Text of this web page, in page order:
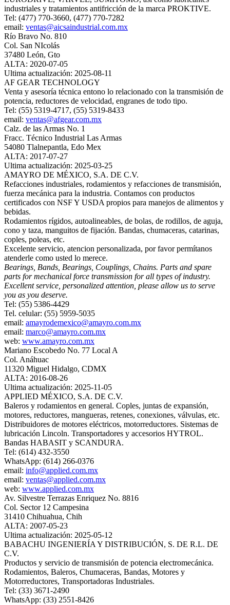
industriales y tratamientos antifricción de la marca PROKTIVE.
Tel: (477) 770-3660, (477) 770-7282
email: ventas@aicsaindustrial.com.mx
Río Bravo No. 810
Col. San NIcolás
37480 León, Gto
ALTA: 2020-07-05
Ultima actualización: 2025-08-11
AF GEAR TECHNOLOGY
Venta y asesoría técnica entono lo relacionado con la transmisión de
potencia, reductores de velocidad, engranes de todo tipo.
Tel: (55) 5319-4717, (55) 5319-8433
email: ventas@afgear.com.mx
Calz. de las Armas No. 1
Fracc. Técnico Industrial Las Armas
54080 Tlalnepantla, Edo Mex
ALTA: 2017-07-27
Ultima actualización: 2025-03-25
AMAYRO DE MÉXICO, S.A. DE C.V.
Refacciones industriales, rodamientos y refacciones de transmisión,
fuerza mecánica para la industria. Contamos con productos
certificados con NSF Y USDA propios para manejos de alimentos y
bebidas.
Rodamientos rígidos, autoalineables, de bolas, de rodillos, de aguja,
cono y taza, manguitos de fijación. Bandas, chumaceras, catarinas,
coples, poleas, etc.
Excelente servicio, atencion personalizada, por favor permítanos
atenderle como usted lo merece.
Bearings, Bands, Bearings, Couplings, Chains. Parts and spare
parts for mechanical force transmission for all types of industry.
Excellent service, personalized attention, please allow us to serve
you as you deserve.
Tel: (55) 5386-4429
Tel. celular: (55) 5959-5035
email: amayrodemexico@amayro.com.mx
email: marco@amayro.com.mx
web: www.amayro.com.mx
Mariano Escobedo No. 77 Local A
Col. Anáhuac
11320 Miguel Hidalgo, CDMX
ALTA: 2016-08-26
Ultima actualización: 2025-11-05
APPLIED MÉXICO, S.A. DE C.V.
Baleros y rodamientos en general. Coples, juntas de expansión,
motores, reductores, mangueras, retenes, conexiones, válvulas, etc.
Distribuidores de motores eléctricos, motorreductores. Sistemas de
lubricación Lincoln. Transportadores y accesorios HYTROL.
Bandas HABASIT y SCANDURA.
Tel: (614) 432-3550
WhatsApp: (614) 266-0376
email: info@applied.com.mx
email: ventas@applied.com.mx
web: www.applied.com.mx
Av. Silvestre Terrazas Enriquez No. 8816
Col. Sector 12 Campesina
31410 Chihuahua, Chih
ALTA: 2007-05-23
Ultima actualización: 2025-05-12
BABACHU INGENIERÍA Y DISTRIBUCIÓN, S. DE R.L. DE
C.V.
Productos y servicio de transmisión de potencia electromecánica.
Rodamientos, Baleros, Chumaceras, Bandas, Motores y
Motorreductores, Transportadoras Industriales.
Tel: (33) 3671-2490
WhatsApp: (33) 2551-8426